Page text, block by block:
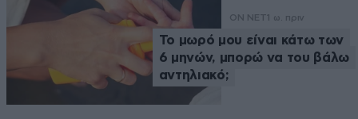
ON NET 1 ω. πριν
Το μωρό μου είναι κάτω των
6 μηνών, μπορώ να του βάλω
αντηλιακό;